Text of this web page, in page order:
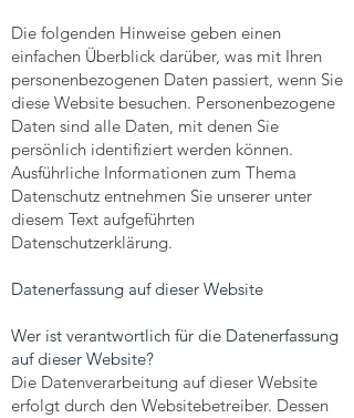
Die folgenden Hinweise geben einen
einfachen Überblick darüber, was mit Ihren
personenbezogenen Daten passiert, wenn Sie
diese Website besuchen. Personenbezogene
Daten sind alle Daten, mit denen Sie
persönlich identifiziert werden können.
Ausführliche Informationen zum Thema
Datenschutz entnehmen Sie unserer unter
diesem Text aufgeführten
Datenschutzerklärung.
Datenerfassung auf dieser Website
Wer ist verantwortlich für die Datenerfassung
auf dieser Website?
Die Datenverarbeitung auf dieser Website
erfolgt durch den Websitebetreiber. Dessen